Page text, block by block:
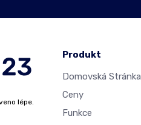
lépe.
Produkt
Domovská Stránka
Ceny
Funkce